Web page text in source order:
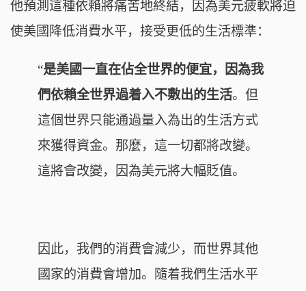
他預測這種依賴將痛苦地終結，因為美元疲軟將迫
使美國降低消費水平，接受更低的生活標準：
“是美國一直在佔全世界的便宜，因為我
們依賴全世界過着入不敷出的生活。但
這個世界只能通過量入為出的生活方式
來獲得資金。那麼，這一切都將改變。
這將會改變，因為美元將大幅貶值。
因此，我們的消費會減少，而世界其他
國家的消費會增加。隨着我們生活水平